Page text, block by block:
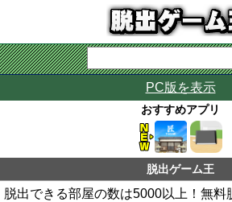
PC版を表示
おすすめアプリ
脱出ゲーム王
脱出できる部屋の数は5000以上！無料